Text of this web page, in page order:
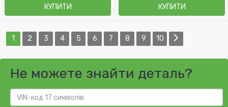
КУПИТИ КУПИТИ
1 2 3 4 5 6 7 8 9 10
Не можете знайти деталь?